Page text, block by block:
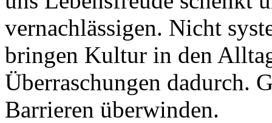
Nachhaltigkeit ist
mir wichtig.
Modernes Kochen mit dem Blick für
Regionalität, Frische und
Wirtschaftlichkeit.
vernachlässigen. Nicht
bringen Kultur in den
Überraschungen dadurch.
Barrieren überwinden.